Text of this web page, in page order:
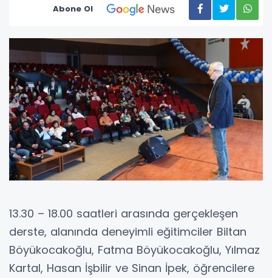
Abone Ol
13.30 – 18.00 saatleri arasında gerçekleşen
derste, alanında deneyimli eğitimciler Biltan
Böyükocakoğlu, Fatma Böyükocakoğlu, Yılmaz
Kartal, Hasan İşbilir ve Sinan İpek, öğrencilere